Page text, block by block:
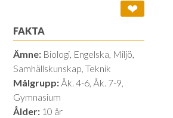
❤
FAKTA
Ämne: Biologi, Engelska, Miljö,
Samhällskunskap, Teknik
Målgrupp: Åk. 4-6, Åk. 7-9,
Gymnasium
Ålder: 10 år